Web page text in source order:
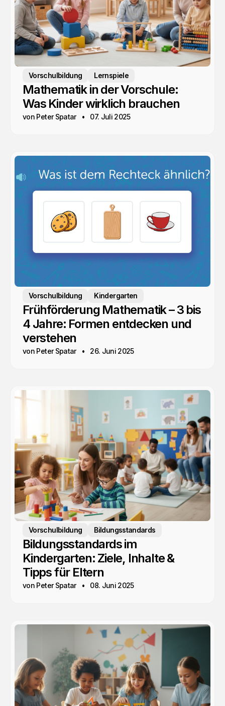
Vorschulbildung Lernspiele
Mathematik in der Vorschule:
Was Kinder wirklich brauchen
von Peter Spatar 07. Juli 2025
Vorschulbildung Kindergarten
Frühförderung Mathematik – 3 bis
4 Jahre: Formen entdecken und
verstehen
von Peter Spatar 26. Juni 2025
Vorschulbildung Bildungsstandards
Bildungsstandards im
Kindergarten: Ziele, Inhalte &
Tipps für Eltern
von Peter Spatar 08. Juni 2025